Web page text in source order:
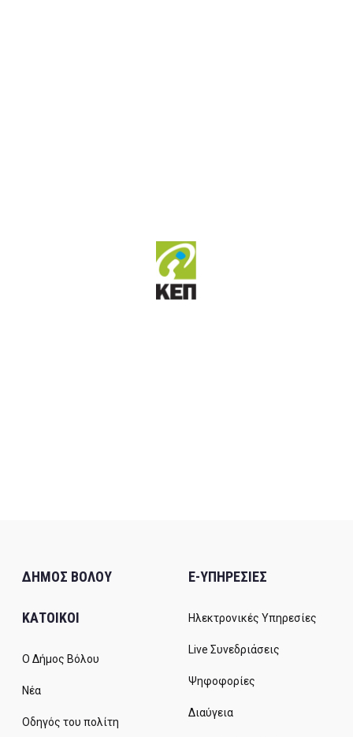
ΔΗΜΟΣ ΒΟΛΟΥ
ΚΑΤΟΙΚΟΙ
Ο Δήμος Βόλου
Νέα
Οδηγός του πολίτη
E-ΥΠΗΡΕΣΙΕΣ
Ηλεκτρονικές Υπηρεσίες
Live Συνεδριάσεις
Ψηφοφορίες
Διαύγεια